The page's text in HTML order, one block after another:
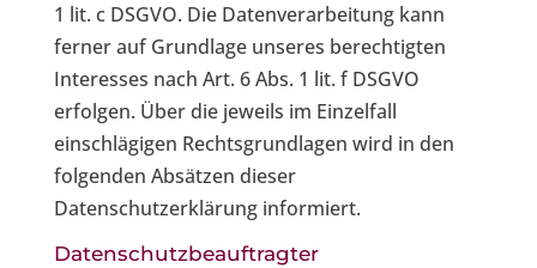
1 lit. c DSGVO. Die Datenverarbeitung kann
ferner auf Grundlage unseres berechtigten
Interesses nach Art. 6 Abs. 1 lit. f DSGVO
erfolgen. Über die jeweils im Einzelfall
einschlägigen Rechtsgrundlagen wird in den
folgenden Absätzen dieser
Datenschutzerklärung informiert.
Datenschutz­beauftragter